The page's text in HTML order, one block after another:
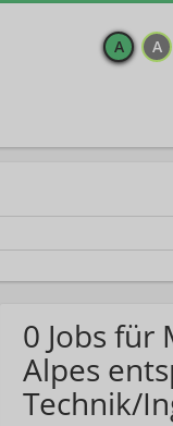
A A
0 Jobs für
Alpes
Technik/